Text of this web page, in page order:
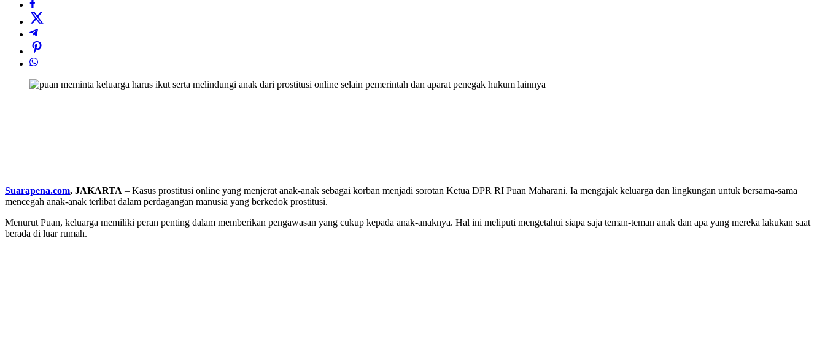
Suarapena.com, JAKARTA – Kasus prostitusi online yang menjerat anak-anak sebagai korban menjadi sorotan Ketua DPR RI Puan Maharani. Ia mengajak keluarga dan lingkungan untuk bersama-sama
mencegah anak-anak terlibat dalam perdagangan manusia yang berkedok prostitusi.
Menurut Puan, keluarga memiliki peran penting dalam memberikan pengawasan yang cukup kepada anak-anaknya. Hal ini meliputi mengetahui siapa saja teman-teman anak dan apa yang mereka lakukan saat
berada di luar rumah.